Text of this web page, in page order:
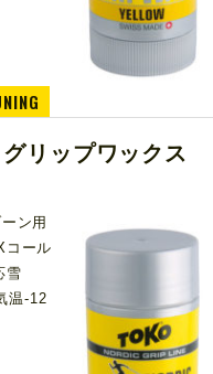
リップワックス
ン用
コール
雪
温-12